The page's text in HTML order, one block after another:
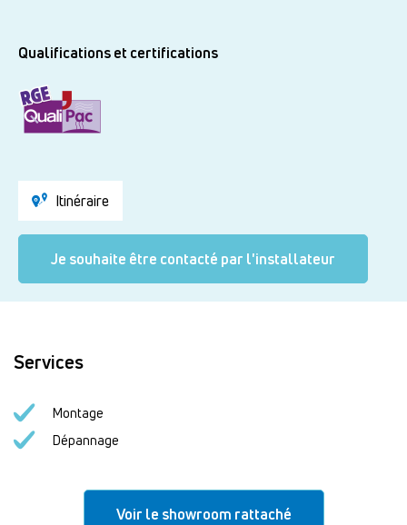
Qualifications et certifications
Itinéraire
Je souhaite être contacté par l'installateur
Services
Montage
Dépannage
Voir le showroom rattaché